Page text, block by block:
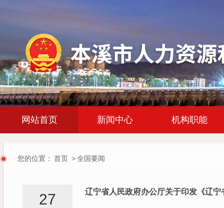
网站首页 新闻中心 机构职能
您的位置： 首页 >全国要闻
27 辽宁省人民政府办公厅关于印发《辽